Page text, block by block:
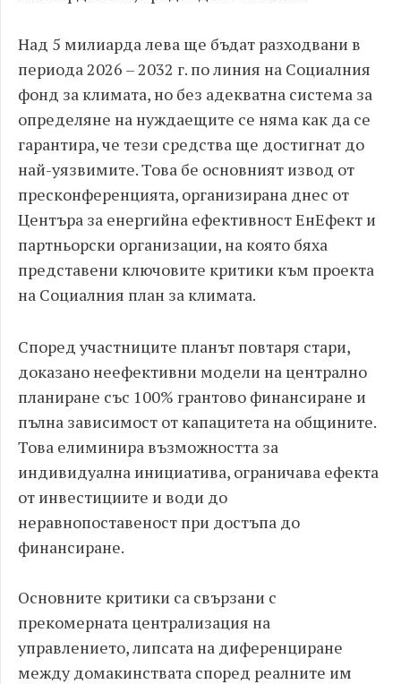
Над 5 милиарда лева ще бъдат разходвани в
периода 2026 – 2032 г. по линия на Социалния
фонд за климата, но без адекватна система за
определяне на нуждаещите се няма как да се
гарантира, че тези средства ще достигнат до
най-уязвимите. Това бе основният извод от
пресконференцията, организирана днес от
Центъра за енергийна ефективност ЕнЕфект и
партньорски организации, на която бяха
представени ключовите критики към проекта
на Социалния план за климата.
Според участниците планът повтаря стари,
доказано неефективни модели на централно
планиране със 100% грантово финансиране и
пълна зависимост от капацитета на общините.
Това елиминира възможността за
индивидуална инициатива, ограничава ефекта
от инвестициите и води до
неравнопоставеност при достъпа до
финансиране.
Основните критики са свързани с
прекомерната централизация на
управлението, липсата на диференциране
между домакинствата според реалните им